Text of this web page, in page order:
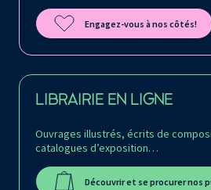
Engagez-vous à nos côtés!
LIBRAIRIE EN LIGNE
Ouvrages illustrés, écrits de
catalogues d’exposition…
Découvrir et se procurer nos